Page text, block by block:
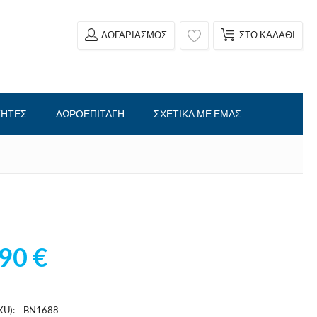
ΛΟΓΑΡΙΑΣΜΌΣ ΣΤΟ ΚΑΛΆΘΙ
ΔΩΡΟΕΠΙΤΑΓΗ ΣΧΕΤΙΚΑ ΜΕ ΕΜΑΣ
€
BN1688